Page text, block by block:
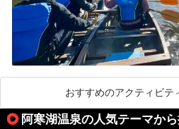
おすすめのアクティビテ
阿寒湖温泉の人気テーマか